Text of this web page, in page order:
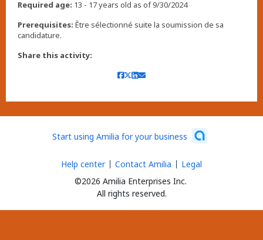
Required age: 13 - 17 years old as of 9/30/2024
Prerequisites: Être sélectionné suite la soumission de sa
candidature.
Share this activity:
Start using Amilia for your business
©2026 Amilia Enterprises Inc.
All rights reserved.
Help center Contact Amilia Legal